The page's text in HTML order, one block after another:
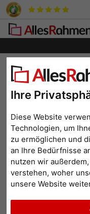
Ihre
Diese Website
Technologien, um
zu ermöglichen und
an Ihre Bedürfnisse
nutzen wir
verstehen, woher
unsere Website
Zurück
Manhattan mit